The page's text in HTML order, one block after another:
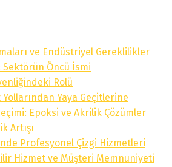
ve Endüstriyel Gereklilikler
Sektörün Öncü İsmi
Rolü
Yaya Geçitlerine
Epoksi ve Akrilik Çözümler
Artışı
Profesyonel Çizgi Hizmetleri
Hizmet ve Müşteri Memnuniyeti